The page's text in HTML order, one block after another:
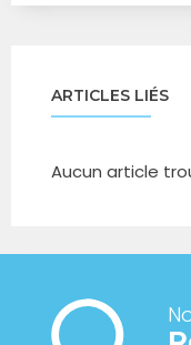
ARTICLES LIÉS
Aucun article